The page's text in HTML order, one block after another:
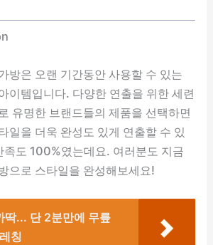
방은 오랜 기간동안 사용할 수 있는
이템입니다. 다양한 연출을 위한 세련
유명한 브랜드들의 제품을 선택하면
일을 더욱 완성도 있게 연출할 수 있
족도 100%였는데요. 여러분도 지금
으로 스타일을 완성해보세요!
딱... 단 2분만에 무릎
칭